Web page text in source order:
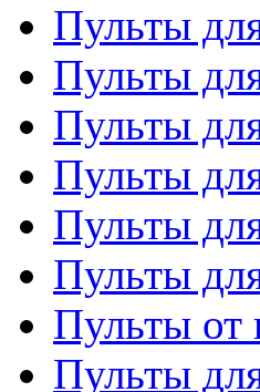
Пульты
Пульты
Пульты
Пульты
Пульты
Пульты
Пульты от
Пульты